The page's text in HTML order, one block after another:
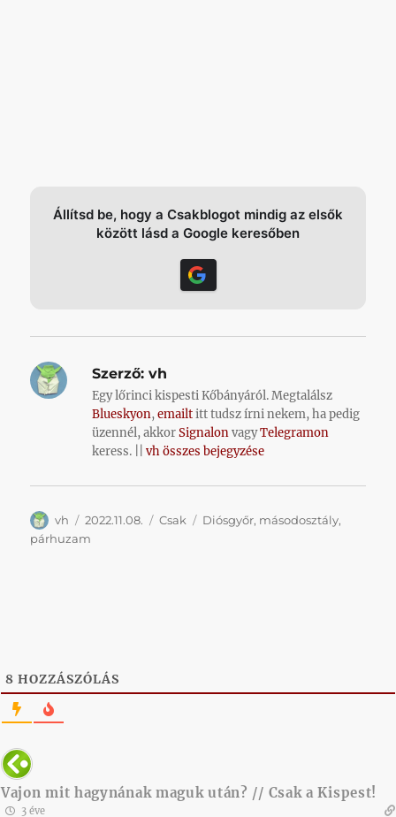
Állítsd be, hogy a Csakblogot mindig az elsők
között lásd a Google keresőben
Szerző: vh
Egy lőrinci kispesti Kőbányáról. Megtalálsz
Blueskyon,emailtitt tudsz írni nekem, ha pedig
üzennél, akkorSignalonvagyTelegramon
keress. ||vh összes bejegyzése
Szerző
vh Közzétéve
2022.11.08. Kategória
Csak Címke
Diósgyőr, másodosztály,
párhuzam
8 HOZZÁSZÓLÁS
Vajon mit hagynának maguk után? // Csak a Kispest!
3 éve